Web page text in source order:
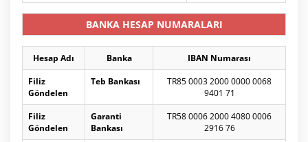
BANKA HESAP NUMARALARI
Hesap Adı Banka
IBAN Numarası
Filiz
Göndelen
Teb Bankası
TR85 0003 2000 0000 0068
9401 71
Filiz
Göndelen
Garanti
Bankası
TR58 0006 2000 4080 0006
2916 76